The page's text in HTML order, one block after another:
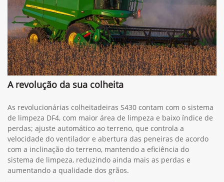
A revolução da sua colheita
As revolucionárias colheitadeiras S430 contam com o sistema
de limpeza DF4, com maior área de limpeza e baixo índice de
perdas; ajuste automático ao terreno, que controla a
velocidade do ventilador e abertura das peneiras de acordo
com a inclinação do terreno, mantendo a eficiência do
sistema de limpeza, reduzindo ainda mais as perdas e
aumentando a qualidade dos grãos.